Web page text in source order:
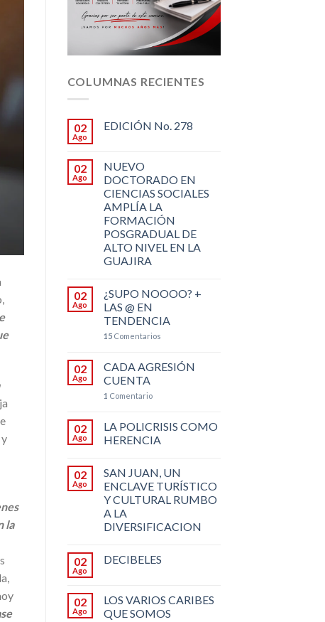
la
COLUMNAS RECIENTES
02
Ago
EDICIÓN No. 278
02
Ago
NUEVO
DOCTORADO EN
CIENCIAS SOCIALES
AMPLÍA LA
FORMACIÓN
POSGRADUAL DE
ALTO NIVEL EN LA
GUAJIRA
02
Ago
¿SUPO NOOOO? +
LAS @ EN
TENDENCIA
15Comentarios
02
Ago
CADA AGRESIÓN
CUENTA
1 Comentario
02
Ago
LA POLICRISIS COMO
HERENCIA
02
Ago
SAN JUAN, UN
ENCLAVE TURÍSTICO
Y CULTURAL RUMBO
A LA
DIVERSIFICACION
02
Ago
DECIBELES
02
Ago
LOS VARIOS CARIBES
QUE SOMOS